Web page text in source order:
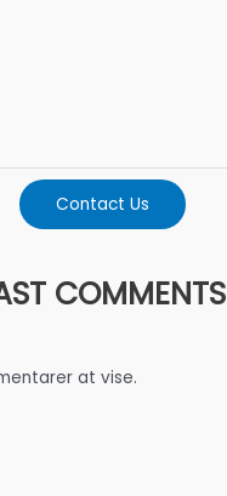
Contact Us
COMMENTS
at vise.